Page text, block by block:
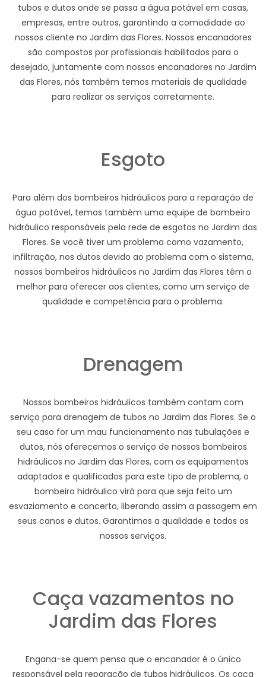
tubos e dutos onde se passa a água potável em casas,
empresas, entre outros, garantindo a comodidade ao
nossos cliente no Jardim das Flores. Nossos encanadores
são compostos por profissionais habilitados para o
desejado, juntamente com nossos encanadores no Jardim
das Flores, nós também temos materiais de qualidade
para realizar os serviços corretamente.
Esgoto
Para além dos bombeiros hidráulicos para a reparação de
água potável, temos também uma equipe de bombeiro
hidráulico responsáveis pela rede de esgotos no Jardim das
Flores. Se você tiver um problema como vazamento,
infiltração, nos dutos devido ao problema com o sistema,
nossos bombeiros hidráulicos no Jardim das Flores têm o
melhor para oferecer aos clientes, como um serviço de
qualidade e competência para o problema.
Drenagem
Nossos bombeiros hidráulicos também contam com
serviço para drenagem de tubos no Jardim das Flores. Se o
seu caso for um mau funcionamento nas tubulações e
dutos, nós oferecemos o serviço de nossos bombeiros
hidráulicos no Jardim das Flores, com os equipamentos
adaptados e qualificados para este tipo de problema, o
bombeiro hidráulico virá para que seja feito um
esvaziamento e concerto, liberando assim a passagem em
seus canos e dutos. Garantimos a qualidade e todos os
nossos serviços.
Caça vazamentos no
Jardim das Flores
Engana-se quem pensa que o encanador é o único
responsável pela reparação de tubos hidráulicos. Os caça